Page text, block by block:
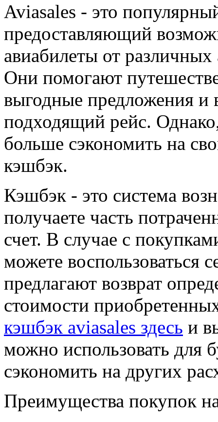
Aviasales - это
предоставляющий
авиабилеты от
Они помогают
выгодные предложения и
подходящий рейс.
больше сэкономить на
кэшбэк.
Кэшбэк - это система
получаете часть
счет. В случае с
можете воспользоваться
предлагают возврат
стоимости
кэшбэк aviasales здесь и
можно использовать для
сэкономить на других
Преимущества покупок